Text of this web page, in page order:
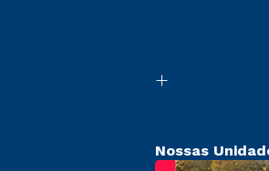
Nossas